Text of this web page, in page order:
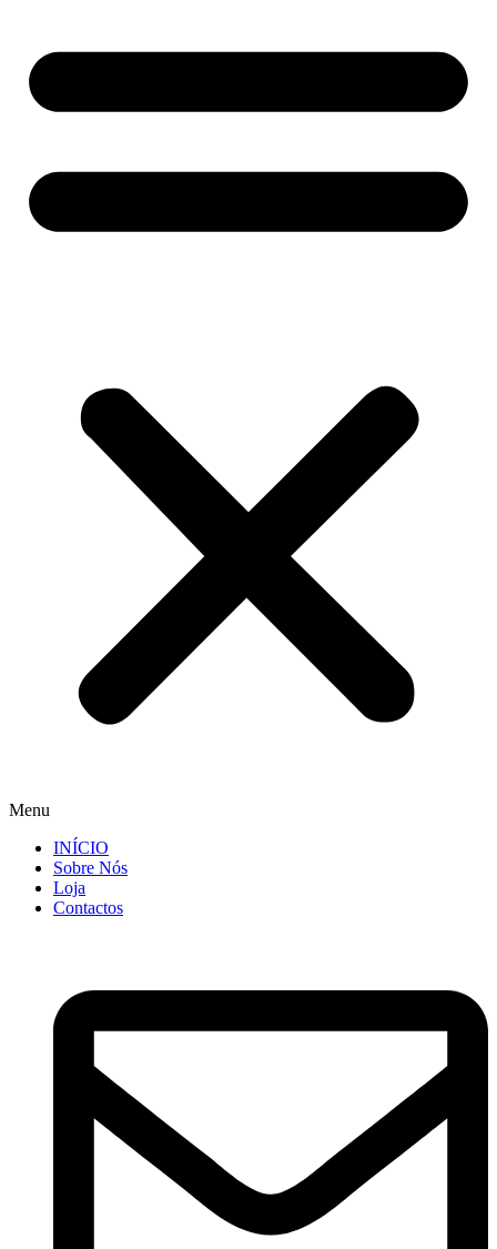
Menu
INÍCIO
Sobre Nós
Loja
Contactos